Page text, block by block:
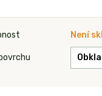
Není